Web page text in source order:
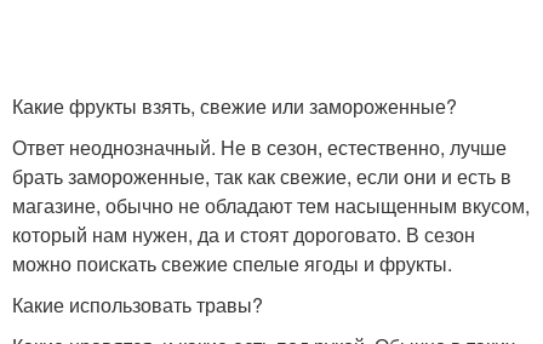
Какие фрукты взять, свежие или замороженные?
Ответ неоднозначный. Не в сезон, естественно, лучше
брать замороженные, так как свежие, если они и есть в
магазине, обычно не обладают тем насыщенным вкусом,
который нам нужен, да и стоят дороговато. В сезон
можно поискать свежие спелые ягоды и фрукты.
Какие использовать травы?